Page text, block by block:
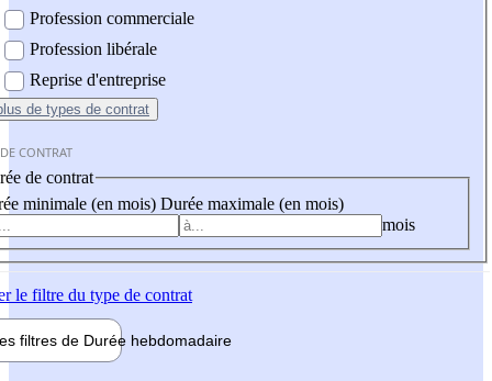
Profession commerciale
Profession libérale
Reprise d'entreprise
de types de contrat
CONTRAT
de contrat
minimale (en mois) Durée maximale (en mois)
mois
le filtre du type de contrat
filtres de Durée hebdomadaire